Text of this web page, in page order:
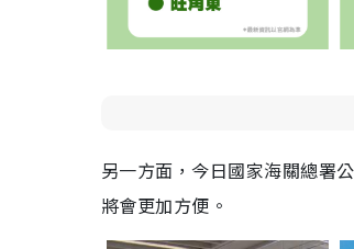
另一方面，今日國家海關總署
將會更加方便。